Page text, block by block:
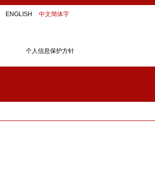
ENGLISH 中文簡体字
个人信息保护方针